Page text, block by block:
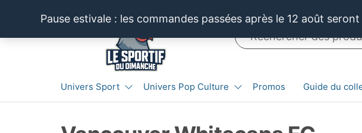
contenu
Pause estivale : les commandes passées après le 12 août
LE SPORTIF
DU
et
produits
autour
Univers Sport Univers Pop Culture Promos Guide du